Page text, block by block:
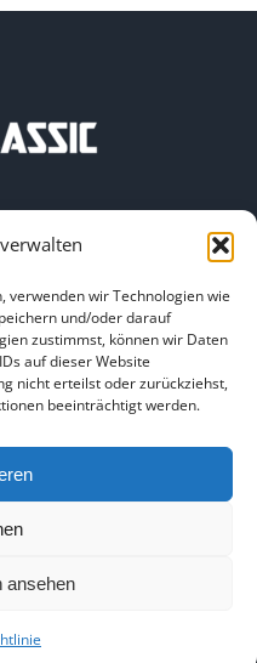
verwenden wir Technologien wie
und/oder darauf
zustimmst, können wir Daten
auf dieser Website
nicht erteilst oder zurückziehst,
beeinträchtigt werden.
ansehen
|DATENSCHUTZ|